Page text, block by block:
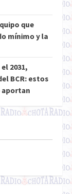
que
mínimo y la
2031,
BCR: estos
aportan